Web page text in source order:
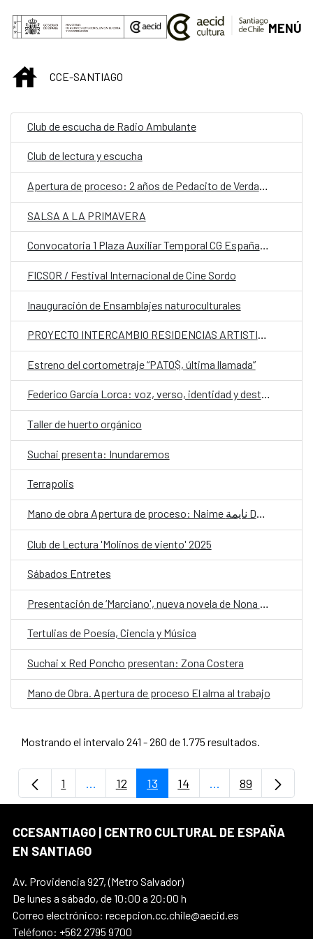
Saltar al contenido principal
MENÚ
INICIOCCE-SANTIAGO
Club de escucha de Radio Ambulante
Club de lectura y escucha
Apertura de proceso: 2 años de Pedacito de Verdad y Lanzamiento de TAPzine de laboratorios pop de conversación.
SALSA A LA PRIMAVERA
Convocatoria 1 Plaza Auxiliar Temporal CG España en Santiago.
FICSOR / Festival Internacional de Cine Sordo
Inauguración de Ensamblajes naturoculturales
PROYECTO INTERCAMBIO RESIDENCIAS ARTISTICAS
Estreno del cortometraje “PATO$, última llamada”
Federico García Lorca: voz, verso, identidad y destino CLÍNICA 2
Taller de huerto orgánico
Suchai presenta: Inundaremos
Terrapolis
Mano de obra Apertura de proceso: Naime نايمة Danzar una lengua olvidada
Club de Lectura 'Molinos de viento' 2025
Sábados Entretes
Presentación de ‘Marciano', nueva novela de Nona Fernández
Tertulias de Poesía, Ciencia y Música
Suchai x Red Poncho presentan: Zona Costera
Mano de Obra. Apertura de proceso El alma al trabajo
Mostrando el intervalo 241 - 260 de 1.775 resultados.
Página
1 ...Páginas intermedias Use TAB para
Página
12 Página
13 Página
14 ...PáginasPágina
89
CCESANTIAGO | CENTRO CULTURAL DE ESPAÑA
EN SANTIAGO
Av. Providencia 927, (Metro Salvador)
De lunes a sábado, de 10:00 a 20:00 h
Correo electrónico: recepcion.cc.chile@aecid.es
Teléfono: +562 2795 9700